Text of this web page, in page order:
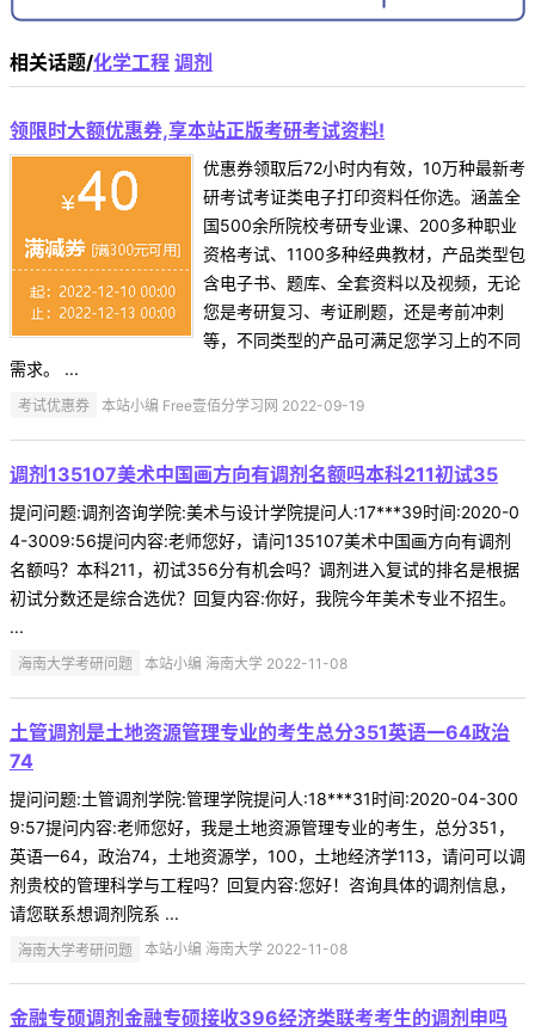
相关话题/化学工程 调剂
领限时大额优惠券,享本站正版考研考试资料!
优惠券领取后72小时内有效，10万种最新考
研考试考证类电子打印资料任你选。涵盖全
国500余所院校考研专业课、200多种职业
资格考试、1100多种经典教材，产品类型包
含电子书、题库、全套资料以及视频，无论
您是考研复习、考证刷题，还是考前冲刺
等，不同类型的产品可满足您学习上的不同
需求。 ...
考试优惠券 本站小编 Free壹佰分学习网 2022-09-19
调剂135107美术中国画方向有调剂名额吗本科211初试35
提问问题:调剂咨询学院:美术与设计学院提问人:17***39时间:2020-0
4-3009:56提问内容:老师您好，请问135107美术中国画方向有调剂
名额吗？本科211，初试356分有机会吗？调剂进入复试的排名是根据
初试分数还是综合选优？回复内容:你好，我院今年美术专业不招生。
...
海南大学考研问题 本站小编 海南大学 2022-11-08
土管调剂是土地资源管理专业的考生总分351英语一64政治
74
提问问题:土管调剂学院:管理学院提问人:18***31时间:2020-04-300
9:57提问内容:老师您好，我是土地资源管理专业的考生，总分351，
英语一64，政治74，土地资源学，100，土地经济学113，请问可以调
剂贵校的管理科学与工程吗？回复内容:您好！咨询具体的调剂信息，
请您联系想调剂院系 ...
海南大学考研问题 本站小编 海南大学 2022-11-08
金融专硕调剂金融专硕接收396经济类联考考生的调剂申吗